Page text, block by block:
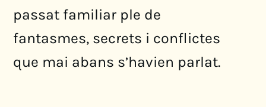
passat familiar ple de
fantasmes, secrets i conflictes
que mai abans s’havien parlat.